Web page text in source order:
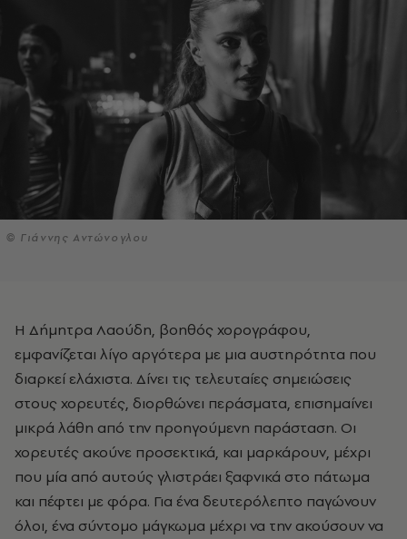
© Γιάννης Αντώνογλου
Η Δήμητρα Λαούδη, βοηθός χορογράφου,
εμφανίζεται λίγο αργότερα με μια αυστηρότητα που
διαρκεί ελάχιστα. Δίνει τις τελευταίες σημειώσεις
στους χορευτές, διορθώνει περάσματα, επισημαίνει
μικρά λάθη από την προηγούμενη παράσταση. Οι
χορευτές ακούνε προσεκτικά, και μαρκάρουν, μέχρι
που μία από αυτούς γλιστράει ξαφνικά στο πάτωμα
και πέφτει με φόρα. Για ένα δευτερόλεπτο παγώνουν
όλοι, ένα σύντομο μάγκωμα μέχρι να την ακούσουν να